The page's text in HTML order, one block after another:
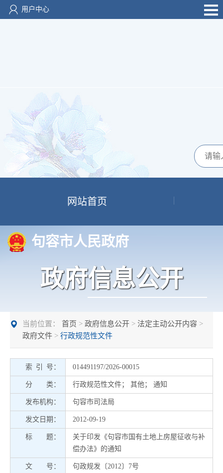
用户中心
网站首页
句容市人民政府
政府信息公开
当前位置： 首页 > 政府信息公开 > 法定主动公开内容 >
政府文件 > 行政规范性文件
索 引 号： 014491197/2026-00015
分 类： 行政规范性文件； 其他 ； 通知
发布机构： 句容市司法局
发文日期： 2012-09-19
标 题：
关于印发《句容市国有土地上房屋征收与补
偿办法》的通知
文 号： 句政规发〔2012〕7号